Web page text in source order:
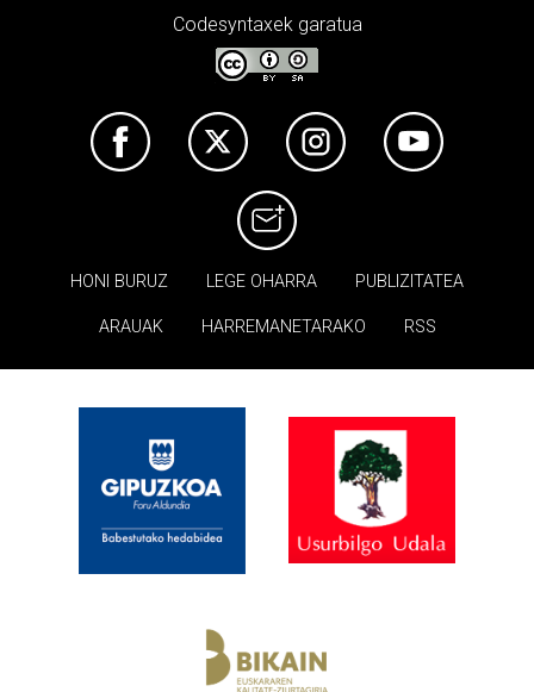
Codesyntaxek garatua
HONI BURUZ LEGE OHARRA PUBLIZITATEA
ARAUAK HARREMANETARAKO RSS